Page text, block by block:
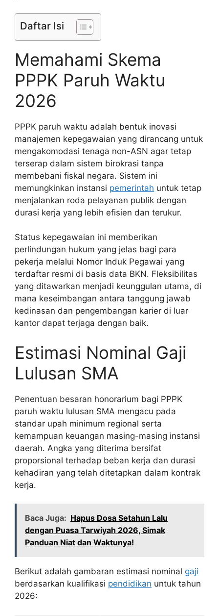
Daftar Isi
Memahami Skema
PPPK Paruh Waktu
2026
PPPK paruh waktu adalah bentuk inovasi
manajemen kepegawaian yang dirancang untuk
mengakomodasi tenaga non-ASN agar tetap
terserap dalam sistem birokrasi tanpa
membebani fiskal negara. Sistem ini
memungkinkan instansi pemerintah untuk tetap
menjalankan roda pelayanan publik dengan
durasi kerja yang lebih efisien dan terukur.
Status kepegawaian ini memberikan
perlindungan hukum yang jelas bagi para
pekerja melalui Nomor Induk Pegawai yang
terdaftar resmi di basis data BKN. Fleksibilitas
yang ditawarkan menjadi keunggulan utama, di
mana keseimbangan antara tanggung jawab
kedinasan dan pengembangan karier di luar
kantor dapat terjaga dengan baik.
Estimasi Nominal Gaji
Lulusan SMA
Penentuan besaran honorarium bagi PPPK
paruh waktu lulusan SMA mengacu pada
standar upah minimum regional serta
kemampuan keuangan masing-masing instansi
daerah. Angka yang diterima bersifat
proporsional terhadap beban kerja dan durasi
kehadiran yang telah ditetapkan dalam kontrak
kerja.
Baca Juga: Hapus Dosa Setahun Lalu
dengan Puasa Tarwiyah 2026, Simak
Panduan Niat dan Waktunya!
Berikut adalah gambaran estimasi nominal gaji
berdasarkan kualifikasi pendidikan untuk tahun
2026: